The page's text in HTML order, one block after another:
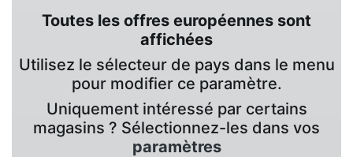
Toutes les offres européennes sont
affichées
Utilisez le sélecteur de pays dans le menu
pour modifier ce paramètre.
Uniquement intéressé par certains
magasins ? Sélectionnez-les dans vos
paramètres